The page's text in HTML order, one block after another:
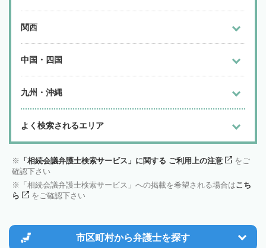
関西
中国・四国
九州・沖縄
よく検索されるエリア
「相続会議弁護士検索サービス」に関する ご利用上の注意
をご
確認下さい
「相続会議弁護士検索サービス」への掲載を希望される場合はこち
ら
をご確認下さい
市区町村から弁護士を探す